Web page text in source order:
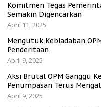
Komitmen Tegas
Semakin Digencarkan
April 11, 2025
Mengutuk Kebiadaban
Penderitaan
April 9, 2025
Aksi Brutal OPM Ganggu
Penumpasan Terus
April 9, 2025